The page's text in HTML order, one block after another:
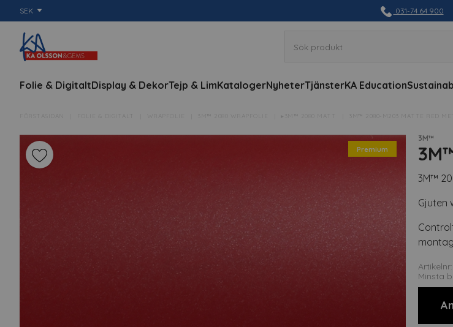
SEK 031-74 64 900
Folie & DigitaltDisplay & DekorTejp & LimKatalogerNyheterTjänsterKA Education
FÖRSTASIDAN FOLIE & DIGITALT 3M™ 2080 WRAPFOLIE ▸3M™ 2080 MATT 3M™ 2080-M203 MATTE RED
Premium
3M™
3M™
Gjuten
Minsta